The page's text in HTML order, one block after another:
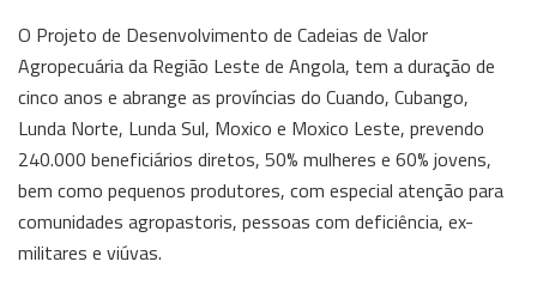
O Projeto de Desenvolvimento de Cadeias de Valor
Agropecuária da Região Leste de Angola, tem a duração de
cinco anos e abrange as províncias do Cuando, Cubango,
Lunda Norte, Lunda Sul, Moxico e Moxico Leste, prevendo
240.000 beneficiários diretos, 50% mulheres e 60% jovens,
bem como pequenos produtores, com especial atenção para
comunidades agropastoris, pessoas com deficiência, ex-
militares e viúvas.